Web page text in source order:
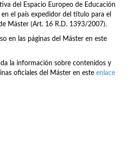
del Espacio Europeo de Educación
el país expedidor del título para el
Máster (Art. 16 R.D. 1393/2007).
en las páginas del Máster en este
la información sobre contenidos y
oficiales del Máster en este enlace